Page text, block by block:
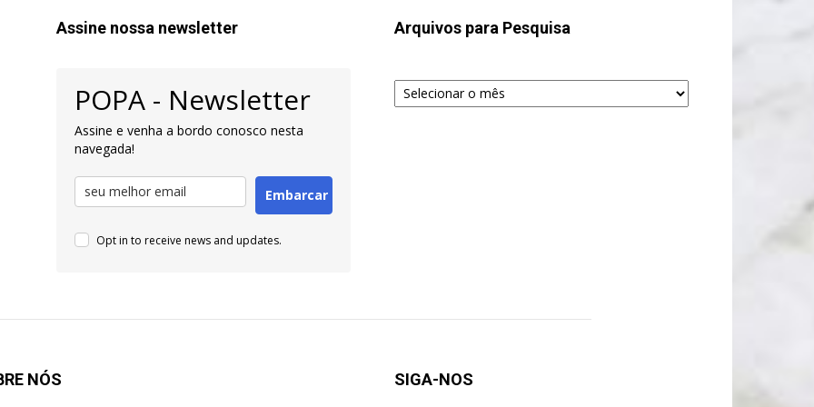
Assine nossa newsletter
POPA - Newsletter
Assine e venha a bordo conosco nesta
navegada!
Embarcar
Opt in to receive news and updates.
Arquivos para Pesquisa
Arquivos
para
NÓS SIGA-NOS